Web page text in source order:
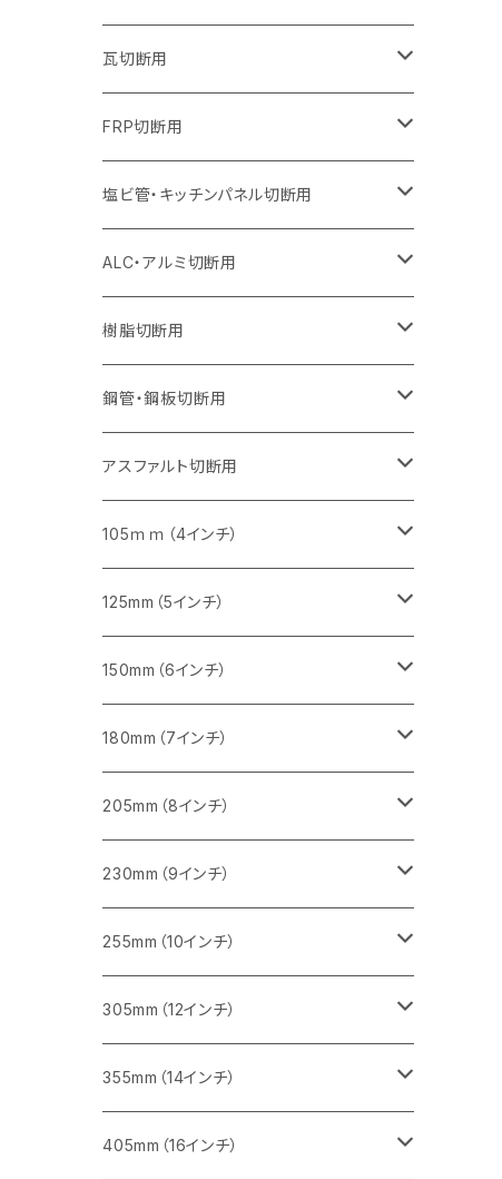
セグメント（特殊凸凹加工チップ）
セグメント
セグメント（特殊凸凹加工チップ）
405mm（16インチ）
セグメントタイプ
ウェーブタイプ
セグメントタイプ
305mm（12インチ）
セグメント
セグメント（特殊凸凹加工チップ）
355mm（14インチ）
セグメント
セグメント（特殊凸凹加工チップ）
ウェーブタイプ
セグメントタイプ
ウェーブタイプ
255mm（10インチ）
セグメントタイプ
305mm（12インチ）
セグメント
セグメント（特殊凸凹加工チップ）
355mm（14インチ）
セグメント
セグメント（特殊凸凹加工チップ）
セグメントタイプ
230mm（9インチ）
セグメントタイプ
255mm（10インチ）
セグメントタイプ（一般道路カッター用
305mm（12インチ）
セグメントタイプ
セグメントタイプ（一般道路カッター用
355mm（14インチ）
セグメントタイプ
セグメントタイプ（一般道路カッター用
405mm（16インチ）
セグメントタイプ
セグメントタイプ（一般道路カッター用
455mm（18インチ）
セグメント（一般道路カッター用
セグメントタイプ
205mm（8インチ）
セグメントタイプ
230mm（9インチ）
セグメントタイプ
305mm（12インチ）
セグメントタイプ
埋設鋳鉄管工事対応タイプ
355mm（14インチ）
セグメントタイプ
埋設鋳鉄管工事対応タイプ
405mm（16インチ）
セグメントタイプ
埋設鋳鉄管工事対応タイプ
ウェーブタイプ
セグメントタイプ
ウェーブタイプ
180mm（7インチ）
セグメントタイプ
ウェーブタイプ
205mm（8インチ）
セグメントタイプ
ウェーブタイプ
230mm（9インチ）
セグメントタイプ
ウェーブタイプ
255mm（10インチ）
セグメントタイプ
セグメントタイプ（一般道路カッター用
305mm（12インチ）
セグメント
セグメント（特殊凸凹加工チップ）
355mm（14インチ）
セグメント
セグメント（特殊凸凹加工チップ）
405mm（16インチ）
セグメント
セグメント（一般道路カッター用
473mm（18インチ）
セグメント（一般道路カッター用
セグメントタイプ
125mm（5インチ）
セグメントタイプ
150mm（6インチ）
セグメントタイプ
180mm（7インチ）
セグメントタイプ
205mm（8インチ）
セグメントタイプ
230mm（9インチ）
セグメントタイプ
255mm（10インチ）
セグメントタイプ
305mm（12インチ）
セグメント
セグメント（特殊凸凹加工チップ）
355mm（14インチ）
セグメント
セグメント（特殊凸凹加工チップ）
405mm（16インチ）
セグメントタイプ
305mm（12インチ）
セグメントタイプ
355mm（14インチ）
セグメントタイプ
405mm（16インチ）
セグメントタイプ
瓦切断用
105mm（4インチ）
FRP切断用
125ｍｍ（5インチ）
塩ビ管・キッチンパネル切断用
125ｍｍ（5インチ）
ALC・アルミ切断用
305mm（12インチ）
砥石（補強綱入り）
355mm（14インチ）
砥石（補強綱入り）
樹脂切断用
305mm（12インチ）
砥石（補強綱入り）
355mm（14インチ）
砥石（補強綱入り）
鋼管・鋼板切断用
305mm（12インチ）
砥石（補強綱入り）
355mm（14インチ）
砥石（補強綱入り）
アスファルト切断用
255ｍｍ（10インチ）
一般道路カッター用
305ｍｍ（12インチ）
一般道路カッター用
355ｍｍ（14インチ）
一般道路カッター用
405mm（16インチ）
一般道路カッター用
455ｍｍ（18インチ）
一般道路カッター用
105ｍｍ（4インチ）
タイル切断用
みかげ石（御影石）切断用
コンクリート切断用
ブロック切断用
レンガ切断用
インターロッキング切断用
鋳鉄管切断用
ヒューム管・U字溝切断用
125mm（5インチ）
タイル切断用
みかげ石（御影石）切断用
コンクリート切断用
ブロック切断用
レンガ切断用
インターロッキング切断用
鋳鉄管切断用
ヒューム管・U字溝切断用
150mm（6インチ）
みかげ石（御影石）切断用
コンクリート切断用
ブロック切断用
レンガ切断用
インターロッキング切断用
鋳鉄管切断用
ヒューム管・U字溝切断用
180mm（7インチ）
みかげ石（御影石）切断用
コンクリート切断用
ブロック切断用
レンガ切断用
インターロッキング切断用
鋳鉄管切断用
205mm（8インチ）
みかげ石（御影石）切断用
コンクリート切断用
ブロック切断用
レンガ切断用
インターロッキング切断用
230mm（9インチ）
みかげ石（御影石）切断用
コンクリート切断用
ブロック切断用
レンガ切断用
255mm（10インチ）
コンクリート切断用
一般道路カッター用
ブロック切断用
レンガ切断用
305mm（12インチ）
みかげ石（御影石）切断用
セグメント
鉄筋コンクリート切断用
355mm（14インチ）
みかげ石（御影石）切断用
405mm（16インチ）